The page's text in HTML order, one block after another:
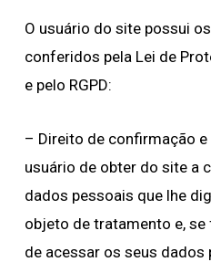
O usuário do site possui
conferidos pela Lei de
e pelo RGPD:
– Direito de confirmação
usuário de obter do site a
dados pessoais que lhe
objeto de tratamento e,
de acessar os seus dados